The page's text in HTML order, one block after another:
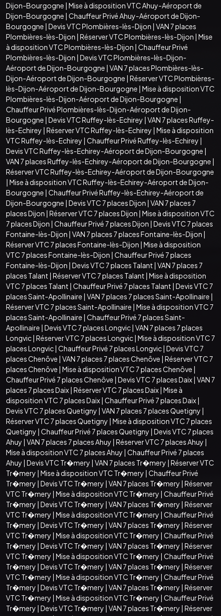
Dijon-Bourgogne | Mise à disposition VTC Ahuy-Aéroport de
Dijon-Bourgogne | Chauffeur Privé Ahuy-Aéroport de Dijon-
Bourgogne | Devis VTC Plombières-lès-Dijon | VAN 7 places
Plombières-lès-Dijon | Réserver VTC Plombières-lès-Dijon | Mise
à disposition VTC Plombières-lès-Dijon | Chauffeur Privé
Plombières-lès-Dijon | Devis VTC Plombières-lès-Dijon-
Aéroport de Dijon-Bourgogne | VAN 7 places Plombières-lès-
Dijon-Aéroport de Dijon-Bourgogne | Réserver VTC Plombières-
lès-Dijon-Aéroport de Dijon-Bourgogne | Mise à disposition VTC
Plombières-lès-Dijon-Aéroport de Dijon-Bourgogne |
Chauffeur Privé Plombières-lès-Dijon-Aéroport de Dijon-
Bourgogne | Devis VTC Ruffey-lès-Echirey | VAN 7 places Ruffey-
lès-Echirey | Réserver VTC Ruffey-lès-Echirey | Mise à disposition
VTC Ruffey-lès-Echirey | Chauffeur Privé Ruffey-lès-Echirey |
Devis VTC Ruffey-lès-Echirey-Aéroport de Dijon-Bourgogne |
VAN 7 places Ruffey-lès-Echirey-Aéroport de Dijon-Bourgogne |
Réserver VTC Ruffey-lès-Echirey-Aéroport de Dijon-Bourgogne
| Mise à disposition VTC Ruffey-lès-Echirey-Aéroport de Dijon-
Bourgogne | Chauffeur Privé Ruffey-lès-Echirey-Aéroport de
Dijon-Bourgogne | Devis VTC 7 places Dijon | VAN 7 places 7
places Dijon | Réserver VTC 7 places Dijon | Mise à disposition VTC
7 places Dijon | Chauffeur Privé 7 places Dijon | Devis VTC 7 places
Fontaine-lès-Dijon | VAN 7 places 7 places Fontaine-lès-Dijon |
Réserver VTC 7 places Fontaine-lès-Dijon | Mise à disposition
VTC 7 places Fontaine-lès-Dijon | Chauffeur Privé 7 places
Fontaine-lès-Dijon | Devis VTC 7 places Talant | VAN 7 places 7
places Talant | Réserver VTC 7 places Talant | Mise à disposition
VTC 7 places Talant | Chauffeur Privé 7 places Talant | Devis VTC 7
places Saint-Apollinaire | VAN 7 places 7 places Saint-Apollinaire |
Réserver VTC 7 places Saint-Apollinaire | Mise à disposition VTC 7
places Saint-Apollinaire | Chauffeur Privé 7 places Saint-
Apollinaire | Devis VTC 7 places Longvic| VAN 7 places 7 places
Longvic| Réserver VTC 7 places Longvic| Mise à disposition VTC 7
places Longvic| Chauffeur Privé 7 places Longvic| Devis VTC 7
places Chenôve | VAN 7 places 7 places Chenôve | Réserver VTC 7
places Chenôve | Mise à disposition VTC 7 places Chenôve |
Chauffeur Privé 7 places Chenôve | Devis VTC 7 places Daix| VAN 7
places 7 places Daix| Réserver VTC 7 places Daix| Mise à
disposition VTC 7 places Daix| Chauffeur Privé 7 places Daix|
Devis VTC 7 places Quetigny | VAN 7 places 7 places Quetigny |
Réserver VTC 7 places Quetigny | Mise à disposition VTC 7 places
Quetigny | Chauffeur Privé 7 places Quetigny | Devis VTC 7 places
Ahuy | VAN 7 places 7 places Ahuy | Réserver VTC 7 places Ahuy |
Mise à disposition VTC 7 places Ahuy | Chauffeur Privé 7 places
Ahuy | Devis VTC Tr�mery | VAN 7 places Tr�mery | Réserver VTC
Tr�mery | Mise à disposition VTC Tr�mery | Chauffeur Privé
Tr�mery | Devis VTC Tr�mery | VAN 7 places Tr�mery | Réserver
VTC Tr�mery | Mise à disposition VTC Tr�mery | Chauffeur Privé
Tr�mery | Devis VTC Tr�mery | VAN 7 places Tr�mery | Réserver
VTC Tr�mery | Mise à disposition VTC Tr�mery | Chauffeur Privé
Tr�mery | Devis VTC Tr�mery | VAN 7 places Tr�mery | Réserver
VTC Tr�mery | Mise à disposition VTC Tr�mery | Chauffeur Privé
Tr�mery | Devis VTC Tr�mery | VAN 7 places Tr�mery | Réserver
VTC Tr�mery | Mise à disposition VTC Tr�mery | Chauffeur Privé
Tr�mery | Devis VTC Tr�mery | VAN 7 places Tr�mery | Réserver
VTC Tr�mery | Mise à disposition VTC Tr�mery | Chauffeur Privé
Tr�mery | Devis VTC Tr�mery | VAN 7 places Tr�mery | Réserver
VTC Tr�mery | Mise à disposition VTC Tr�mery | Chauffeur Privé
Tr�mery | Devis VTC Tr�mery | VAN 7 places Tr�mery | Réserver